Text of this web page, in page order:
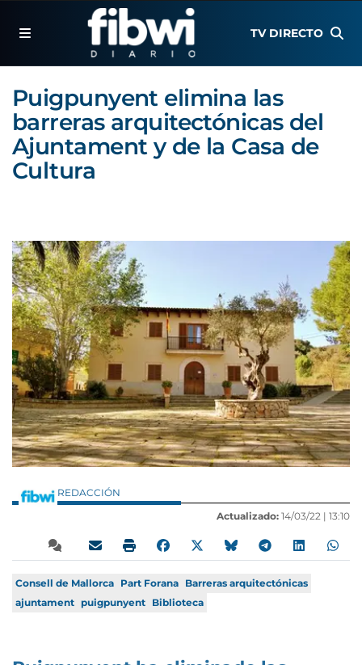
TV DIRECTO
Puigpunyent elimina las
barreras arquitectónicas del
Ajuntament y de la Casa de
Cultura
REDACCIÓN
Actualizado: 14/03/22 | 13:10
Consell de Mallorca Part Forana Barreras arquitectónicas
ajuntament puigpunyent Biblioteca